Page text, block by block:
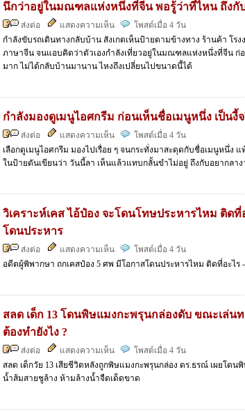
นึกว่าอยู่ในมณฑลแห่งหนึ่งที่จีน พอรู้ว่าที่ไหน ถึงกั
ส่งต่อ แสดงความเห็น
โพสต์เมื่อ 4 วัน
กำลังขับรถเดินทางกลับบ้าน สังเกตเห็นป้ายตามข้างทาง ร้านค้า โร
ภาษาจีน จนแอบคิดว่าตัวเองกำลังเที่ยวอยู่ในมณฑลแห่งหนึ่งที่จีน ก่
มาก ไม่ได้กลับบ้านมานาน ไหงถึงเปลี่ยนไปขนาดนี้ได้
กำลังมองดูเมนูไอศกรีม ก่อนเห็นชื่อเมนูหนึ่ง เป็นงี้จ
ส่งต่อ แสดงความเห็น
โพสต์เมื่อ 4 วัน
เลือกดูเมนูไอศกรีม มองไปเรื่อย ๆ จนกระทั่งมาสะดุดกับชื่อเมนูหนึ่ง
ในป้ายดันเขียนว่า วันนี้ลา เห็นแล้วแทบกลั้นขำไม่อยู่ ถึงกับอยากลาง
วิเคราะห์เคส ไอ้ป๋อง จะโดนโทษประหารไหม ติด
โดนประหาร
ส่งต่อ แสดงความเห็น
โพสต์เมื่อ 4 วัน
อดีตผู้พิพากษา ถกเคสป๋อง 5 ศพ มีโอกาสโดนประหารไหม ติดที่อะไร
สลด เด็ก 13 โดนพิษแมงกะพรุนกล่องดับ ขณะเล่น
ต้องทำยังไง ?
ส่งต่อ แสดงความเห็น
โพสต์เมื่อ 4 วัน
สลด เด็กวัย 13 เสียชีวิตหลังถูกพิษแมงกะพรุนกล่อง ดร.ธรณ์ เผยโดน
น้ำส้มสายชูล้าง ห้ามล้างน้ำจืดเด็ดขาด